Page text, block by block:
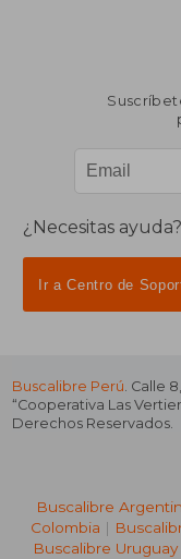
¿Necesitas ayuda?
Ir a Centro de
Buscalibre Perú. Calle
“Cooperativa Las
Derechos Reservados.
Buscalibre
Colombia |
Buscalibre Uruguay